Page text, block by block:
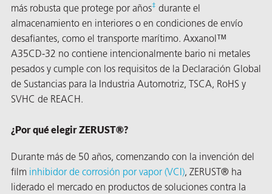
más robusta que protege por años‡ durante el
almacenamiento en interiores o en condiciones de envío
desafiantes, como el transporte marítimo. Axxanol™
A35CD-32 no contiene intencionalmente bario ni metales
pesados y cumple con los requisitos de la Declaración Global
de Sustancias para la Industria Automotriz, TSCA, RoHS y
SVHC de REACH.
¿Por qué elegir ZERUST®?
Durante más de 50 años, comenzando con la invención del
film inhibidor de corrosión por vapor (VCI), ZERUST® ha
liderado el mercado en productos de soluciones contra la